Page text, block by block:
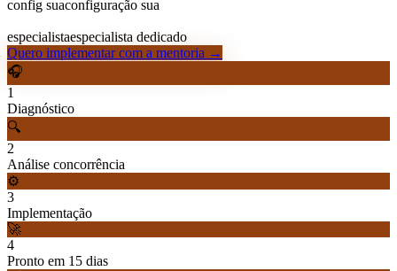
config suaconfiguração sua
especialistaespecialista dedicado
Quero implementar com a mentoria →
🎧
1
Diagnóstico
🔍
2
Análise concorrência
⚙️
3
Implementação
🚀
4
Pronto em 15 dias